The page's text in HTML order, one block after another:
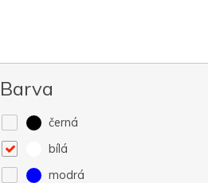
Barva
černá
bílá
modrá